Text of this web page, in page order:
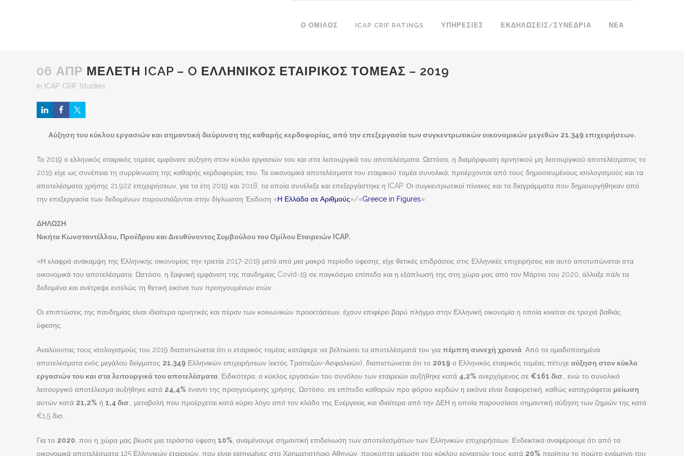
Ο ΌΜΙΛΟΣ ICAP CRIF RATINGS ΥΠΗΡΕΣΊΕΣ ΕΚΔΗΛΏΣΕΙΣ/ΣΥΝΈΔΡΙΑ ΝΈΑ
06 ΑΠΡ ΜΕΛΈΤΗ ICAP – O ΕΛΛΗΝΙΚΟΣ ΕΤΑΙΡΙΚΟΣ ΤΟΜΕΑΣ – 2019
in ICAP CRIF Studies
Αύξηση του κύκλου εργασιών και σημαντική διεύρυνση της καθαρής κερδοφορίας, από την επεξεργασία των συγκεντρωτικών οικονομικών μεγεθών 21.349 επιχειρήσεων.
Το 2019 ο ελληνικός εταιρικός τομέας εμφάνισε αύξηση στον κύκλο εργασιών του και στα λειτουργικά του αποτελέσματα. Ωστόσο, η διαμόρφωση αρνητικού μη λειτουργικού αποτελέσματος το
2019 είχε ως συνέπεια τη συρρίκνωση της καθαρής κερδοφορίας του. Τα οικονομικά αποτελέσματα του εταιρικού τομέα συνολικά, προέρχονται από τους δημοσιευμένους ισολογισμούς και τα
αποτελέσματα χρήσης 21.922 επιχειρήσεων, για τα έτη 2019 και 2018, τα οποία συνέλεξε και επεξεργάστηκε η ICAP. Οι συγκεντρωτικοί πίνακες και τα διαγράμματα που δημιουργήθηκαν από
την επεξεργασία των δεδομένων παρουσιάζονται στην δίγλωσση Έκδοση «Η Ελλάδα σε Αριθμούς»/«Greece in Figures».
ΔΗΛΩΣΗ
Νικήτα Κωνσταντέλλου, Προέδρου και Διευθύνοντος Συμβούλου του Ομίλου Εταιρειών ICAP.
«Η ελαφρά ανάκαμψη της Ελληνικής οικονομίας την τριετία 2017-2019 μετά από μια μακρά περίοδο ύφεσης, είχε θετικές επιδράσεις στις Ελληνικές επιχειρήσεις και αυτό αποτυπώνεται στα
οικονομικά του αποτελέσματα. Ωστόσο, η ξαφνική εμφάνιση της πανδημίας Covid-19 σε παγκόσμιο επίπεδο και η εξάπλωσή της στη χώρα μας από τον Μάρτιο του 2020, άλλαξε πάλι τα
δεδομένα και ανέτρεψε εντελώς τη θετική εικόνα των προηγουμένων ετών.
Οι επιπτώσεις της πανδημίας είναι ιδιαίτερα αρνητικές και πέραν των κοινωνικών προεκτάσεων, έχουν επιφέρει βαρύ πλήγμα στην Ελληνική οικονομία η οποία κινείται σε τροχιά βαθιάς
ύφεσης.
Αναλύοντας τους ισολογισμούς του 2019 διαπιστώνεται ότι ο εταιρικός τομέας κατάφερε να βελτιώσει τα αποτελέσματά του για πέμπτη συνεχή χρονιά . Από τα ομαδοποιημένα
αποτελέσματα ενός μεγάλου δείγματος 21.349 Ελληνικών επιχειρήσεων (εκτός Τραπεζών-Ασφαλειών), διαπιστώνεται ότι το 2019 ο Ελληνικός εταιρικός τομέας πέτυχε αύξηση στον κύκλο
εργασιών του και στα λειτουργικά του αποτελέσματα . Ειδικότερα, ο κύκλος εργασιών του συνόλου των εταιρειών αυξήθηκε κατά 4,2% ανερχόμενος σε €161 δισ ., ενώ το συνολικό
λειτουργικό αποτέλεσμα αυξήθηκε κατά 24,4% έναντι της προηγούμενης χρήσης. Ωστόσο, σε επίπεδο καθαρών προ φόρου κερδών η εικόνα είναι διαφορετική, καθώς καταγράφεται μείωση
αυτών κατά 21,2% ή 1,4 δισ ., μεταβολή που προέρχεται κατά κύριο λόγο από τον κλάδο της Ενέργειας και ιδιαίτερα από την ΔΕΗ η οποία παρουσίασε σημαντική αύξηση των ζημιών της κατά
€1,5 δισ..
Για το 2020 , που η χώρα μας βίωσε μια τεράστια ύφεση 10% , αναμένουμε σημαντική επιδείνωση των αποτελεσμάτων των Ελληνικών επιχειρήσεων. Ενδεικτικά αναφέρουμε ότι από τα
οικονομικά αποτελέσματα 125 Ελληνικών εταιρειών, που είναι εισηγμένες στο Χρηματιστήριο Αθηνών, προκύπτει μείωση του κύκλου εργασιών τους κατά 20% περίπου το πρώτο ενιάμηνο του
ICAP CRIF Επικοινωνία Συνδεθείτε μαζί μας